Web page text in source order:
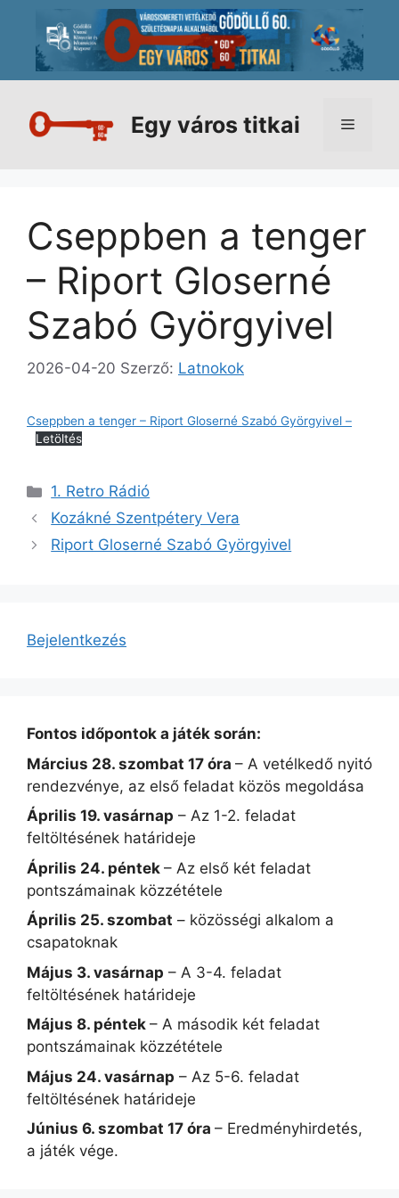
tartalomba
Egy város titkai Menü
Cseppben a tenger
– Riport Gloserné
Szabó Györgyivel
2026-04-20 Szerző: Latnokok
Cseppben a tenger – Riport Gloserné Szabó Györgyivel –
Letöltés
Kategória
1. Retro Rádió
Kozákné Szentpétery Vera
Riport Gloserné Szabó Györgyivel
Bejelentkezés
Fontos időpontok a játék során:
Március 28. szombat 17 óra – A vetélkedő nyitó
rendezvénye, az első feladat közös megoldása
Április 19. vasárnap – Az 1-2. feladat
feltöltésének határideje
Április 24. péntek – Az első két feladat
pontszámainak közzététele
Április 25. szombat – közösségi alkalom a
csapatoknak
Május 3. vasárnap – A 3-4. feladat
feltöltésének határideje
Május 8. péntek – A második két feladat
pontszámainak közzététele
Május 24. vasárnap – Az 5-6. feladat
feltöltésének határideje
Június 6. szombat 17 óra – Eredményhirdetés,
a játék vége.